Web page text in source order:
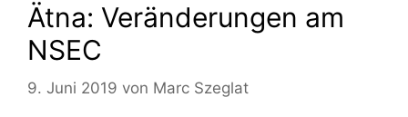
Ätna: Veränderungen am
NSEC
9. Juni 2019 von Marc Szeglat